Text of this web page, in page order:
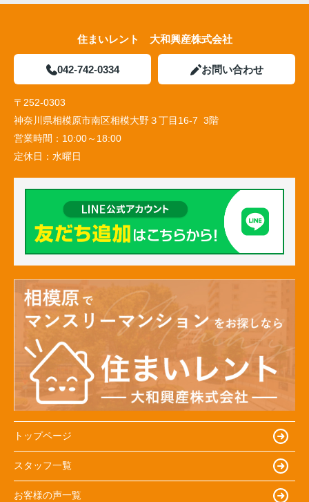
住まいレント 大和興産株式会社
042-742-0334 お問い合わせ
〒252-0303
神奈川県相模原市南区相模大野３丁目16-7 3階
営業時間： 10:00～18:00
定休日： 水曜日
トップページ
スタッフ一覧
お客様の声一覧